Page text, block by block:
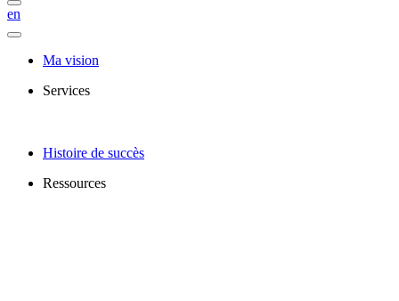
en
Ma vision
Services
Histoire de succès
Ressources